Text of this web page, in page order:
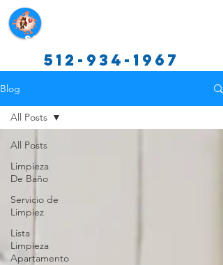
Servicios de limpieza de
512-934-1967
Blog
All Posts
Limpieza
De Baño
Servicio de
Limpiez
Lista
Limpieza
Apartamento
All Posts